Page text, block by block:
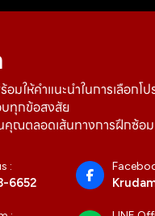
อมให้คำแนะนำในการเลือกโ
ทุกข้อสงสัย
คุณตลอดเส้นทางการฝึกซ้อม
:
6652